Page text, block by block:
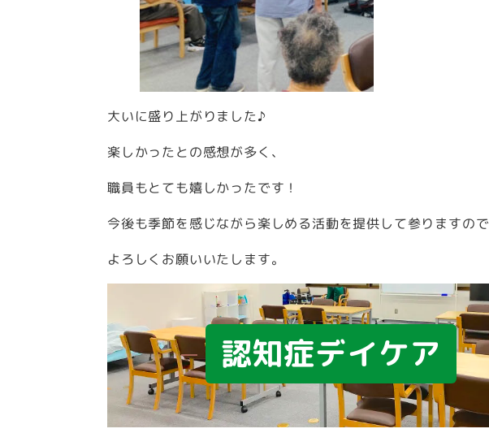
大いに盛り上がりました♪
楽しかったとの感想が多く、
職員もとても嬉しかったです！
今後も季節を感じながら楽しめる活動を提供して参りますので
よろしくお願いいたします。
認知症デイケア